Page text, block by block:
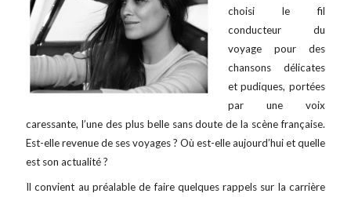
choisi le fil
conducteur du
voyage pour des
chansons délicates
et pudiques, portées
par une voix
caressante, l’une des plus belle sans doute de la scène française.
Est-elle revenue de ses voyages ? Où est-elle aujourd’hui et quelle
est son actualité ?
Il convient au préalable de faire quelques rappels sur la carrière